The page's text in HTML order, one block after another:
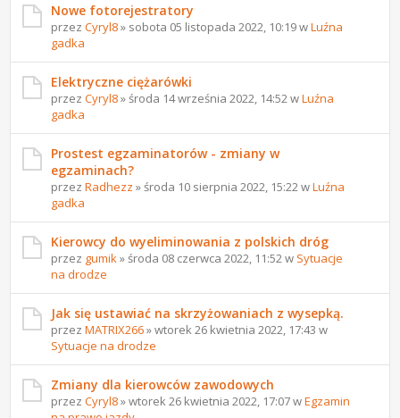
Nowe fotorejestratory
przezCyryl8» sobota 05 listopada 2022, 10:19 wLuźna
gadka
Elektryczne ciężarówki
przezCyryl8» środa 14 września 2022, 14:52 wLuźna
gadka
Prostest egzaminatorów - zmiany w
egzaminach?
przezRadhezz » środa 10 sierpnia 2022, 15:22 wLuźna
gadka
Kierowcy do wyeliminowania z polskich dróg
przez gumik » środa 08 czerwca 2022, 11:52 w Sytuacje
na drodze
Jak się ustawiać na skrzyżowaniach z wysepką.
przezMATRIX266» wtorek 26 kwietnia 2022, 17:43 w
Sytuacje na drodze
Zmiany dla kierowców zawodowych
przezCyryl8» wtorek 26 kwietnia 2022, 17:07 wEgzamin